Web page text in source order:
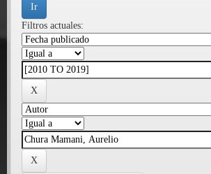
Filtros actuales: